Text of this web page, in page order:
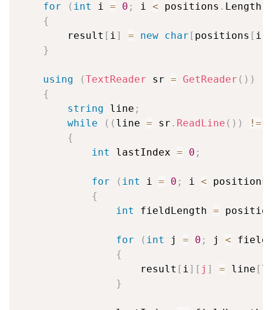
for ( int i = 0 ; i < positions . Length
{
        result
[ i] = new char [ positions [ i
}
using (TextReader sr = GetReader ( ) )
{
string line ;
while
( ( line = sr . ReadLine ( ) ) !=
{
int
lastIndex = 0 ;
for ( int i = 0 ; i < positions
{
int
fieldLength =
for ( int j = 0 ; j <
{
                    result
[ i] [ j ] = line [
}